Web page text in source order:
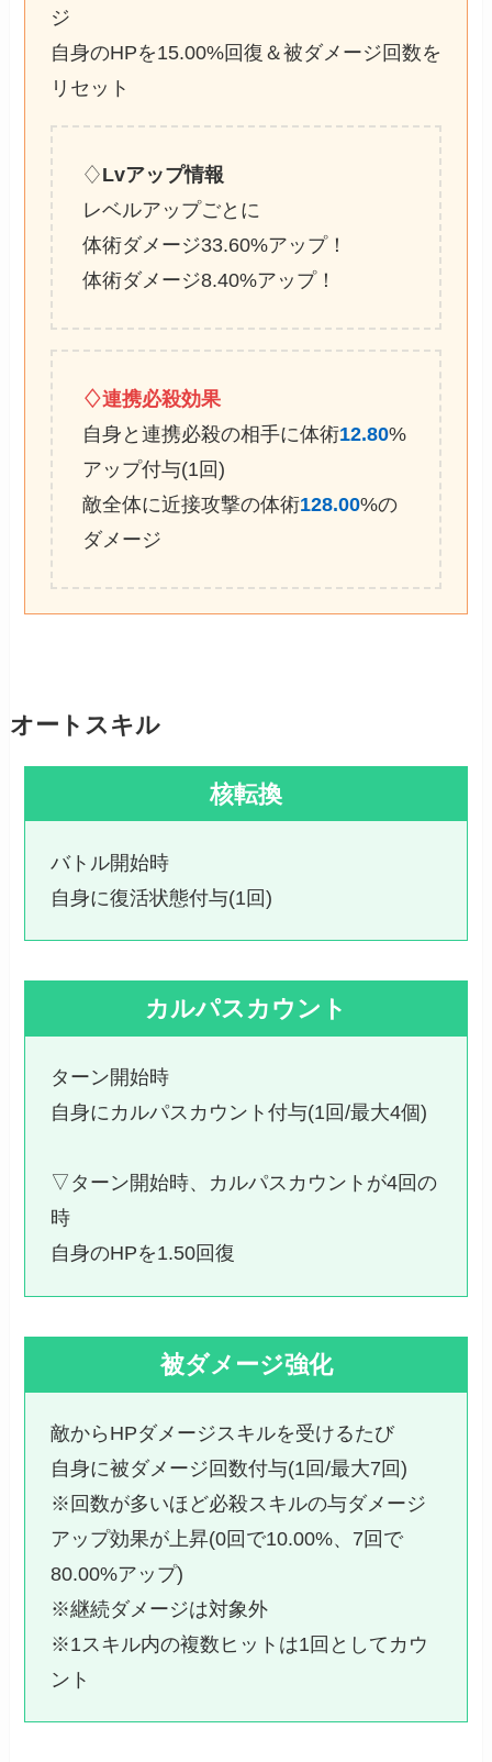
ジ
自身のHPを15.00%回復＆被ダメージ回数を
リセット
♢Lvアップ情報
レベルアップごとに
体術ダメージ33.60%アップ！
体術ダメージ8.40%アップ！
♢連携必殺効果
自身と連携必殺の相手に体術12.80%
アップ付与(1回)
敵全体に近接攻撃の体術128.00%の
ダメージ
オートスキル
核転換
バトル開始時
自身に復活状態付与(1回)
カルパスカウント
ターン開始時
自身にカルパスカウント付与(1回/最大4個)
▽ターン開始時、カルパスカウントが4回の
時
自身のHPを1.50回復
被ダメージ強化
敵からHPダメージスキルを受けるたび
自身に被ダメージ回数付与(1回/最大7回)
※回数が多いほど必殺スキルの与ダメージ
アップ効果が上昇(0回で10.00%、7回で
80.00%アップ)
※継続ダメージは対象外
※1スキル内の複数ヒットは1回としてカウ
ント